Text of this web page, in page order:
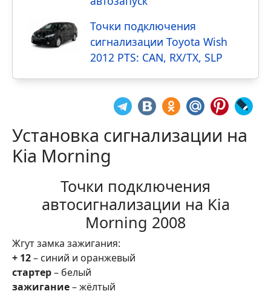
Точки подключения
сигнализации Toyota Wish
2012 PTS: CAN, RX/TX, SLP
Установка сигнализации на
Kia Morning
Точки подключения
автосигнализации на Kia
Morning 2008
Жгут замка зажигания:
+ 12– синий и оранжевый
стартер– белый
зажигание– жёлтый